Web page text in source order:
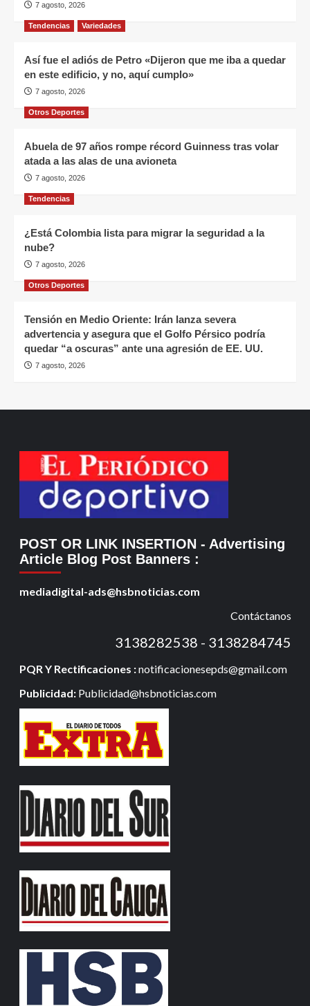
7 agosto, 2026
Tendencias Variedades
Así fue el adiós de Petro «Dijeron que me iba a quedar
en este edificio, y no, aquí cumplo»
7 agosto, 2026
Otros Deportes
Abuela de 97 años rompe récord Guinness tras volar
atada a las alas de una avioneta
7 agosto, 2026
Tendencias
¿Está Colombia lista para migrar la seguridad a la
nube?
7 agosto, 2026
Otros Deportes
Tensión en Medio Oriente: Irán lanza severa
advertencia y asegura que el Golfo Pérsico podría
quedar “a oscuras” ante una agresión de EE. UU.
7 agosto, 2026
POST OR LINK INSERTION - Advertising
Article Blog Post Banners :
mediadigital-ads@hsbnoticias.com
Contáctanos
3138282538 - 3138284745
PQR Y Rectificaciones :notificacionesepds@gmail.com
Publicidad: Publicidad@hsbnoticias.com